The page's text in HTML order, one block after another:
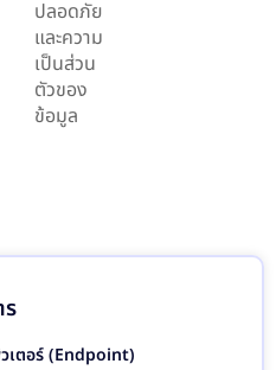
ปลอดภัย
และความ
เป็นส่วน
ตัวของ
ข้อมูล
เตอร์ (Endpoint)